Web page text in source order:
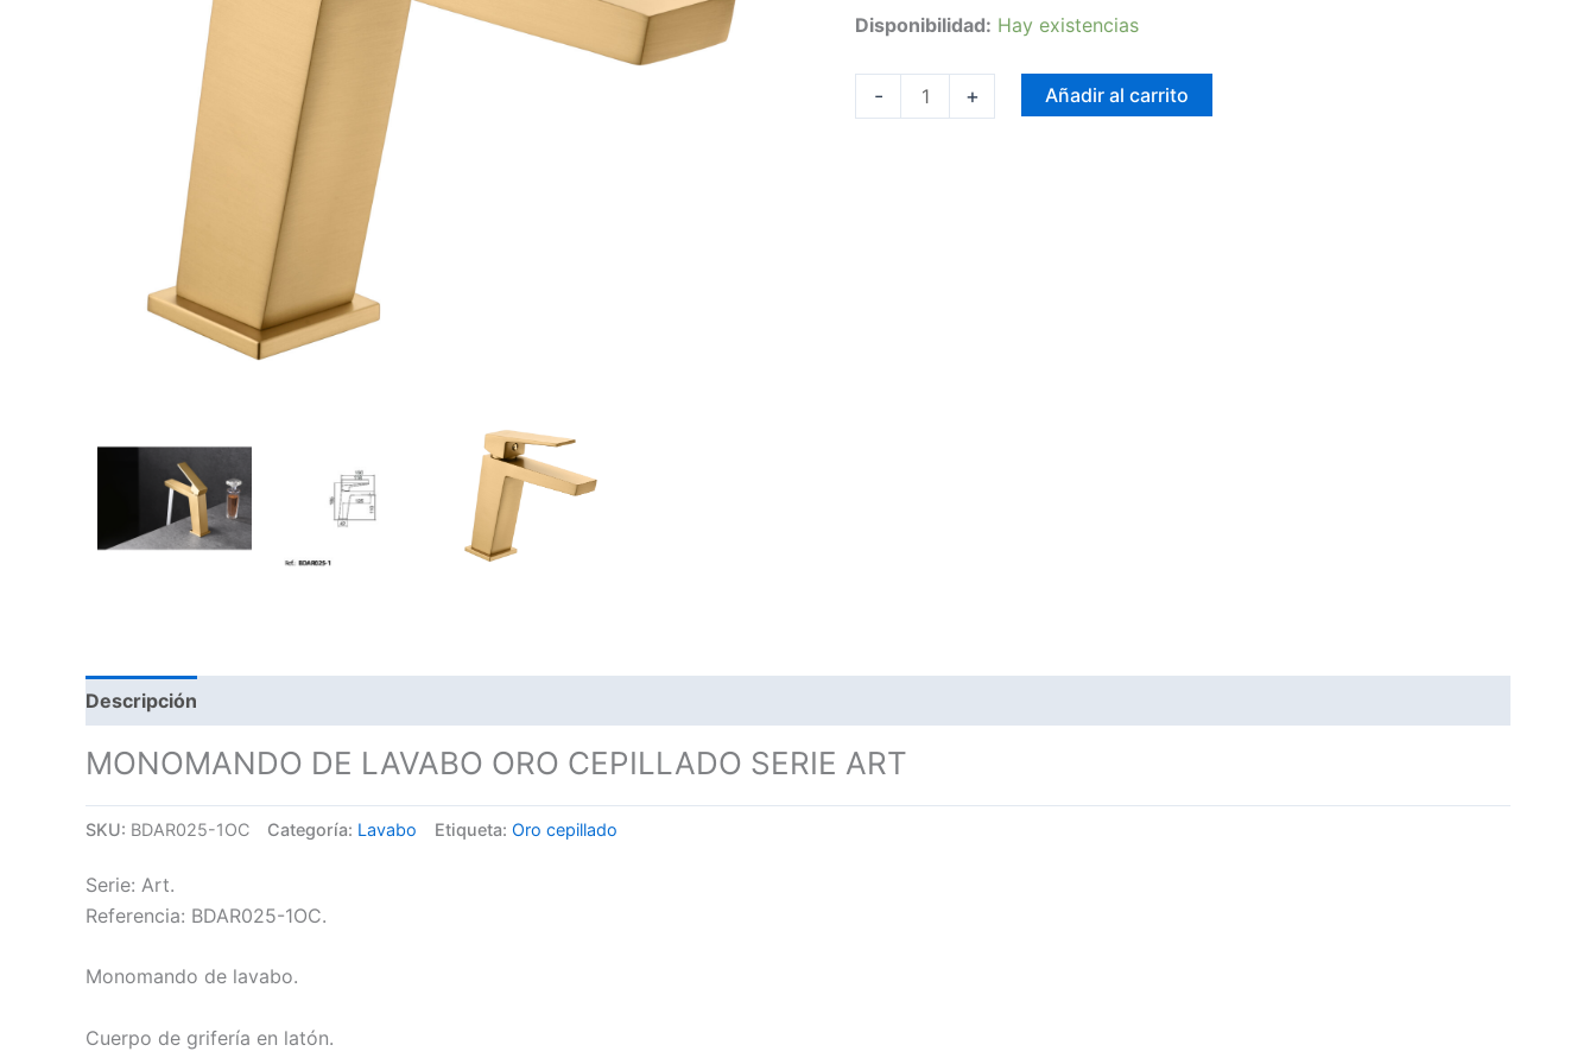
Disponibilidad: Hay existencias
- + Añadir al carrito
Descripción
MONOMANDO DE LAVABO ORO CEPILLADO SERIE ART
SKU: BDAR025-1OC Categoría: Lavabo Etiqueta: Oro cepillado
Serie: Art.
Referencia: BDAR025-1OC.
Monomando de lavabo.
Cuerpo de grifería en latón.